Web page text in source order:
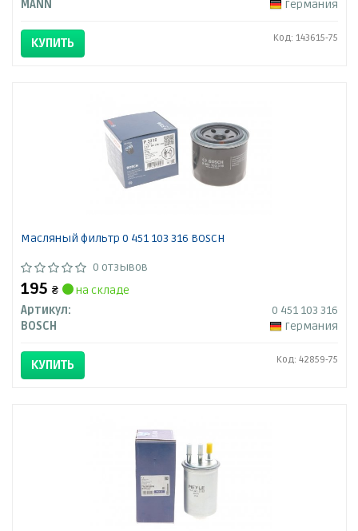
MANN Германия
КУПИТЬ Код: 143615-75
Масляный фильтр 0 451 103 316 BOSCH
0 отзывов
195 ₴
на складе
Артикул:
0 451 103 316
BOSCH
Германия
КУПИТЬ Код: 42859-75